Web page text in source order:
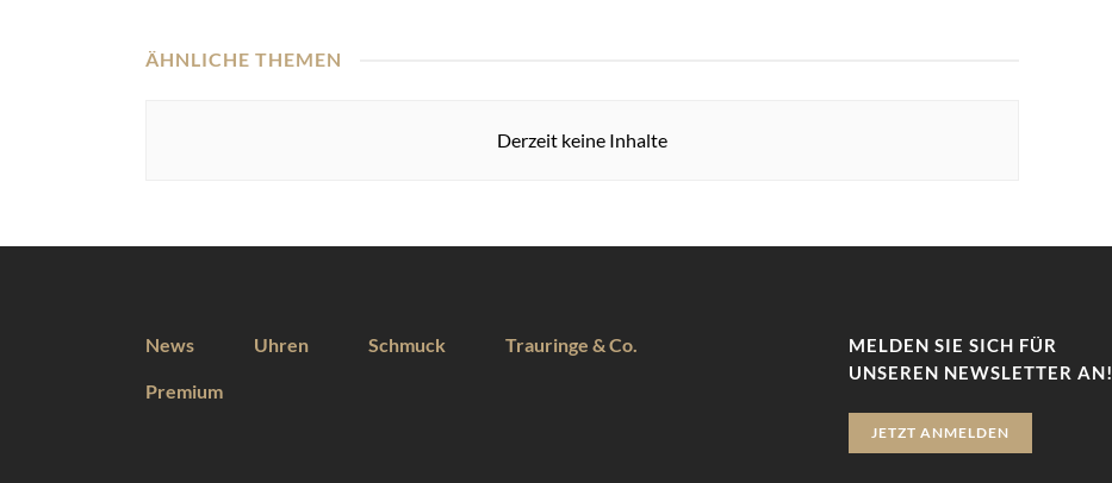
ÄHNLICHE THEMEN
Derzeit keine Inhalte
News Uhren Schmuck Trauringe & Co.
Premium
MELDEN SIE SICH FÜR
UNSEREN NEWSLETTER AN!
JETZT ANMELDEN